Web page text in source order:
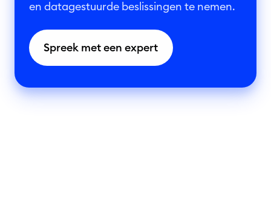
en datagestuurde beslissingen te nemen.
Spreek met een expert